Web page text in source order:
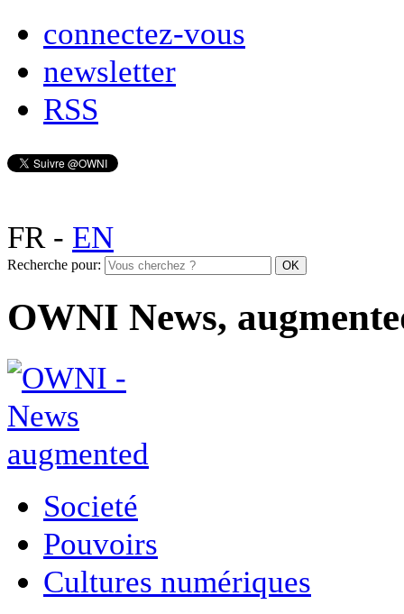
connectez-vous
newsletter
RSS
FR- EN
Recherche pour:
OWNI News,
Societé
Pouvoirs
Cultures numériques